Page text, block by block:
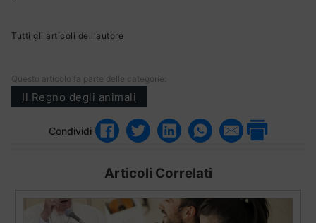
Tutti gli articoli dell'autore
Questo articolo fa parte delle categorie:
Il Regno degli animali
Condividi
Articoli Correlati